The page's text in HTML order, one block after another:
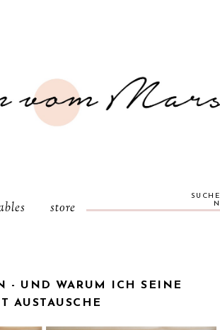
store
SUCHE
N
- UND WARUM ICH SEINE
AUSTAUSCHE